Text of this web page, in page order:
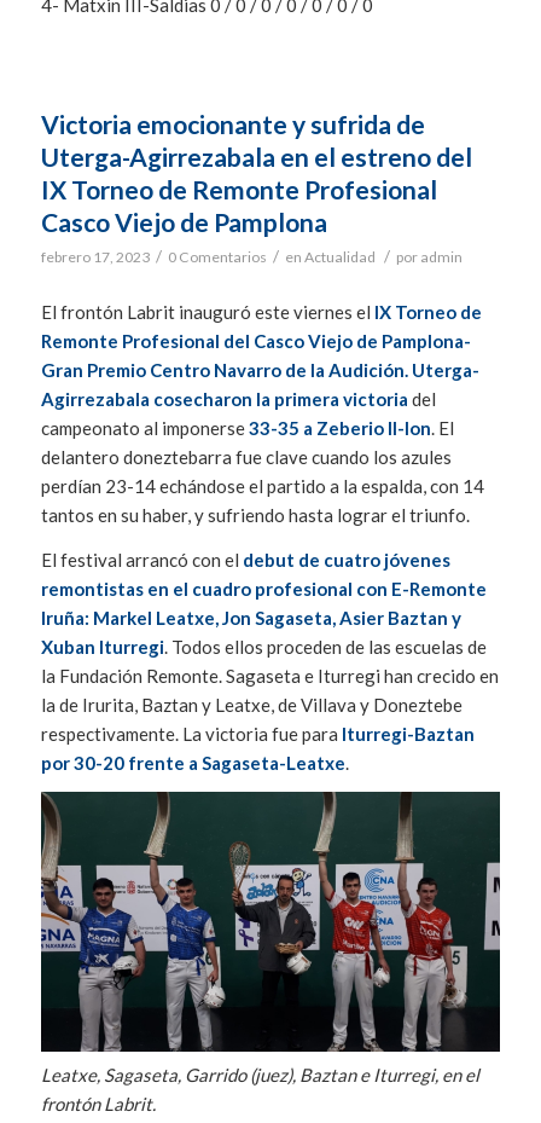
4- Matxin III-Saldias 0 / 0 / 0 / 0 / 0 / 0 / 0
Victoria emocionante y sufrida de
Uterga-Agirrezabala en el estreno del
IX Torneo de Remonte Profesional
Casco Viejo de Pamplona
febrero 17, 2023 / 0 Comentarios / en Actualidad / por admin
El frontón Labrit inauguró este viernes el IX Torneo de
Remonte Profesional del Casco Viejo de Pamplona-
Gran Premio Centro Navarro de la Audición. Uterga-
Agirrezabala cosecharon la primera victoria del
campeonato al imponerse33-35 a Zeberio II-Ion. El
delantero doneztebarra fue clave cuando los azules
perdían 23-14 echándose el partido a la espalda, con 14
tantos en su haber, y sufriendo hasta lograr el triunfo.
El festival arrancó con el debut de cuatro jóvenes
remontistas en el cuadro profesional con E-Remonte
Iruña: Markel Leatxe, Jon Sagaseta, Asier Baztan y
Xuban Iturregi. Todos ellos proceden de las escuelas de
la Fundación Remonte. Sagaseta e Iturregi han crecido en
la de Irurita, Baztan y Leatxe, de Villava y Doneztebe
respectivamente. La victoria fue para Iturregi-Baztan
por 30-20 frente a Sagaseta-Leatxe.
Leatxe, Sagaseta, Garrido (juez), Baztan e Iturregi, en el
frontón Labrit.